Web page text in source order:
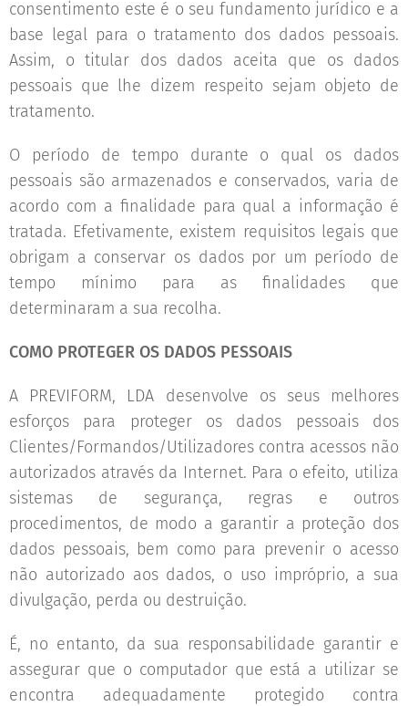
consentimento este é o seu fundamento jurídico e a
base legal para o tratamento dos dados pessoais.
Assim, o titular dos dados aceita que os dados
pessoais que lhe dizem respeito sejam objeto de
tratamento.
O período de tempo durante o qual os dados
pessoais são armazenados e conservados, varia de
acordo com a finalidade para qual a informação é
tratada. Efetivamente, existem requisitos legais que
obrigam a conservar os dados por um período de
tempo mínimo para as finalidades que
determinaram a sua recolha.
COMO PROTEGER OS DADOS PESSOAIS
A PREVIFORM, LDA desenvolve os seus melhores
esforços para proteger os dados pessoais dos
Clientes/Formandos/Utilizadores contra acessos não
autorizados através da Internet. Para o efeito, utiliza
sistemas de segurança, regras e outros
procedimentos, de modo a garantir a proteção dos
dados pessoais, bem como para prevenir o acesso
não autorizado aos dados, o uso impróprio, a sua
divulgação, perda ou destruição.
É, no entanto, da sua responsabilidade garantir e
assegurar que o computador que está a utilizar se
encontra adequadamente protegido contra